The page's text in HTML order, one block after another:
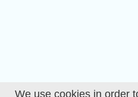
We use cookies in order